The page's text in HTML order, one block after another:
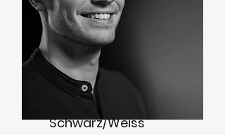
Schwarz/Weiss